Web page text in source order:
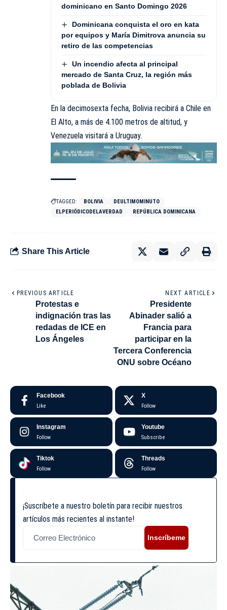
dominicano en Santo Domingo 2026
Dominicana conquista el oro en kata
por equipos y María Dimitrova anuncia su
retiro de las competencias
Un incendio afecta al principal
mercado de Santa Cruz, la región más
poblada de Bolivia
En la decimosexta fecha, Bolivia recibirá a Chile en
El Alto, a más de 4.100 metros de altitud, y
Venezuela visitará a Uruguay.
TAGGED: BOLIVIA
DEULTIMOMINUTO
ELPERIÓDICODELAVERDAD
REPÚBLICA DOMINICANA
Share This Article
PREVIOUS ARTICLE
Protestas e
indignación tras las
redadas de ICE en
Los Ángeles
NEXT ARTICLE
Presidente
Abinader salió a
Francia para
participar en la
Tercera Conferencia
ONU sobre Océano
Facebook
Like
X
Follow
Instagram
Follow
Youtube
Subscribe
Tiktok
Follow
Threads
Follow
¡Suscríbete a nuestro boletín para recibir nuestros
artículos más recientes al instante!
Inscríbeme